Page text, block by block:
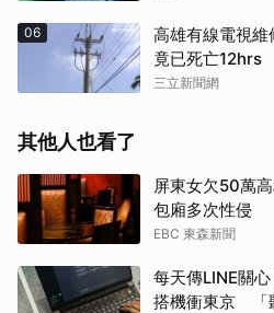
06
高雄有線電視維
竟已死亡12hrs
三立新聞網
其他人也看了
屏東女欠50萬
包廂多次性侵
EBC 東森新聞
每天傳LINE關
搭機衝東京 「